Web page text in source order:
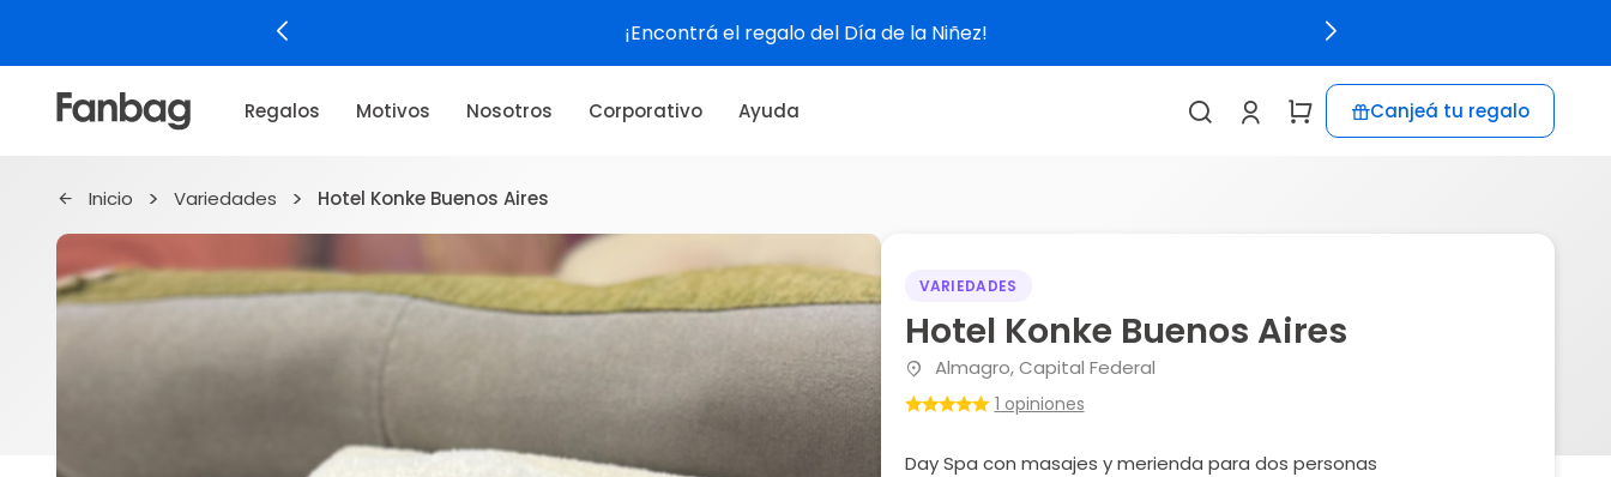
¡Encontrá el regalo del Día de la Niñez!
Regalos Motivos Nosotros Corporativo Ayuda Canjeá tu regalo
Inicio Variedades Hotel Konke Buenos Aires
VARIEDADES
Hotel Konke Buenos Aires
Almagro, Capital Federal
1 opiniones
Day Spa con masajes y merienda para dos personas